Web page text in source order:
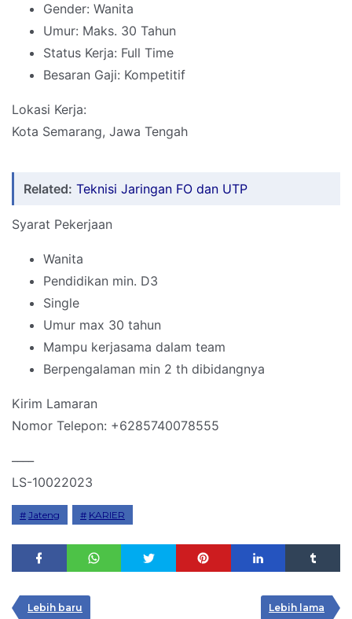
Gender: Wanita
Umur: Maks. 30 Tahun
Status Kerja: Full Time
Besaran Gaji: Kompetitif
Lokasi Kerja:
Kota Semarang, Jawa Tengah
Related: Teknisi Jaringan FO dan UTP
Syarat Pekerjaan
Wanita
Pendidikan min. D3
Single
Umur max 30 tahun
Mampu kerjasama dalam team
Berpengalaman min 2 th dibidangnya
Kirim Lamaran
Nomor Telepon: +6285740078555
LS-10022023
Jateng KARIER
Lebih baru Lebih lama